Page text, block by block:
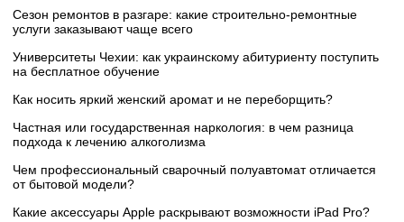
Сезон ремонтов в разгаре: какие строительно-ремонтные
услуги заказывают чаще всего
Университеты Чехии: как украинскому абитуриенту поступить
на бесплатное обучение
Как носить яркий женский аромат и не переборщить?
Частная или государственная наркология: в чем разница
подхода к лечению алкоголизма
Чем профессиональный сварочный полуавтомат отличается
от бытовой модели?
Какие аксессуары Apple раскрывают возможности iPad Pro?